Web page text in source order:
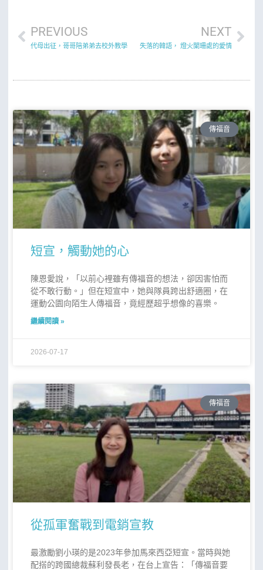
PREVIOUS
代母出征，哥哥陪弟弟去校外教學
NEXT
失落的韓語， 燈火闌珊處的愛情
傳福音
短宣，觸動她的心
陳恩愛說，「以前心裡雖有傳福音的想法，卻因害怕而
從不敢行動。」但在短宣中，她與隊員跨出舒適圈，在
運動公園向陌生人傳福音，竟經歷超乎想像的喜樂。
繼續閱讀 »
2026-07-17
傳福音
從孤軍奮戰到電銷宣教
最激勵劉小瑛的是2023年參加馬來西亞短宣。當時與她
配搭的跨國總裁蘇利發長老，在台上宣告：「傳福音要